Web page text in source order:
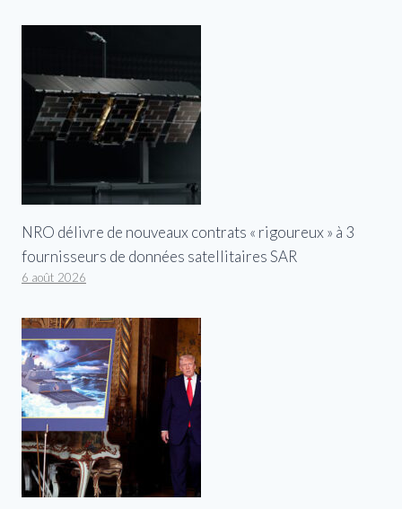
NRO délivre de nouveaux contrats « rigoureux » à 3
fournisseurs de données satellitaires SAR
6 août 2026